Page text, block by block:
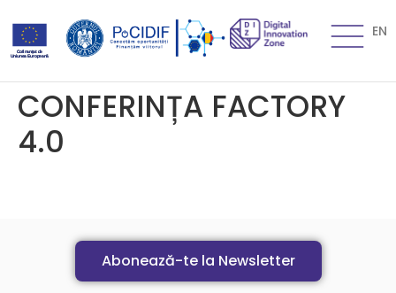
EN
CONFERINȚA FACTORY
4.0
Abonează-te la Newsletter